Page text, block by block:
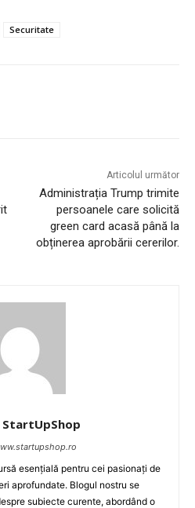
Securitate
Articolul următor
Administrația Trump trimite
persoanele care solicită
green card acasă până la
obținerea aprobării cererilor.
esențială pentru cei pasionați de
aprofundate. Blogul nostru se
subiecte curente, abordând o